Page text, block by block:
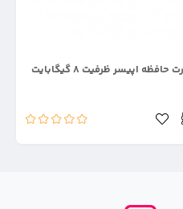
حافظه اپیسر ظرفیت ۸ گیگابایت